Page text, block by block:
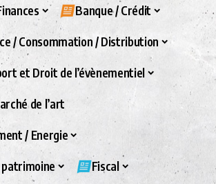
Banque / Crédit
/ Consommation / Distribution
et Droit de l’évènementiel
de l’art
/ Energie
Fiscal